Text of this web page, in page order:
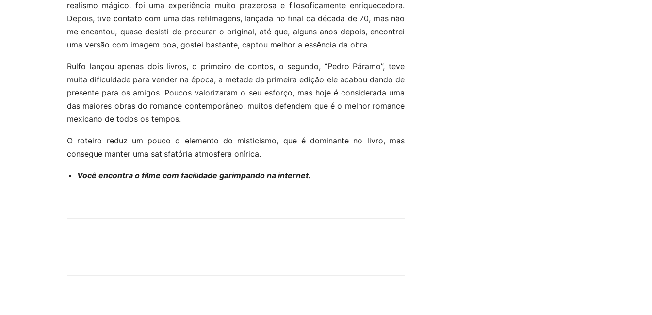
realismo mágico, foi uma experiência muito prazerosa e filosoficamente enriquecedora.
Depois, tive contato com uma das refilmagens, lançada no final da década de 70, mas não
me encantou, quase desisti de procurar o original, até que, alguns anos depois, encontrei
uma versão com imagem boa, gostei bastante, captou melhor a essência da obra.
Rulfo lançou apenas dois livros, o primeiro de contos, o segundo, “Pedro Páramo”, teve
muita dificuldade para vender na época, a metade da primeira edição ele acabou dando de
presente para os amigos. Poucos valorizaram o seu esforço, mas hoje é considerada uma
das maiores obras do romance contemporâneo, muitos defendem que é o melhor romance
mexicano de todos os tempos.
O roteiro reduz um pouco o elemento do misticismo, que é dominante no livro, mas
consegue manter uma satisfatória atmosfera onírica.
Você encontra o filme com facilidade garimpando na internet.